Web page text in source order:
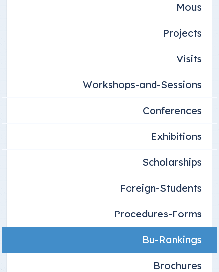
Mous
Projects
Visits
Workshops-and-Sessions
Conferences
Exhibitions
Scholarships
Foreign-Students
Procedures-Forms
Bu-Rankings
Brochures